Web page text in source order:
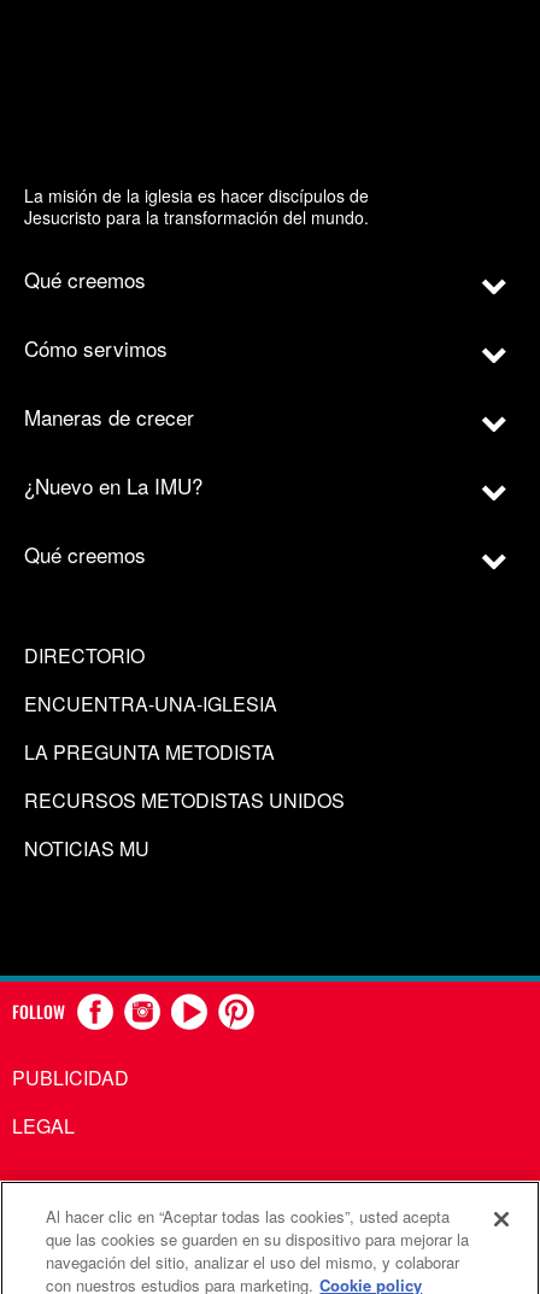
La misión de la iglesia es hacer discípulos de
Jesucristo para la transformación del mundo.
Qué creemos
Cómo servimos
Maneras de crecer
¿Nuevo en La IMU?
Qué creemos
DIRECTORIO
ENCUENTRA-UNA-IGLESIA
LA PREGUNTA METODISTA
RECURSOS METODISTAS UNIDOS
NOTICIAS MU
FOLLOW
PUBLICIDAD
LEGAL
Comunicaciones Metodistas Unidas es una agencia de la
Iglesia Metodista Unida
Al hacer clic en “Aceptar todas las cookies”, usted acepta
que las cookies se guarden en su dispositivo para mejorar la
navegación del sitio, analizar el uso del mismo, y colaborar
con nuestros estudios para marketing. Cookie policy